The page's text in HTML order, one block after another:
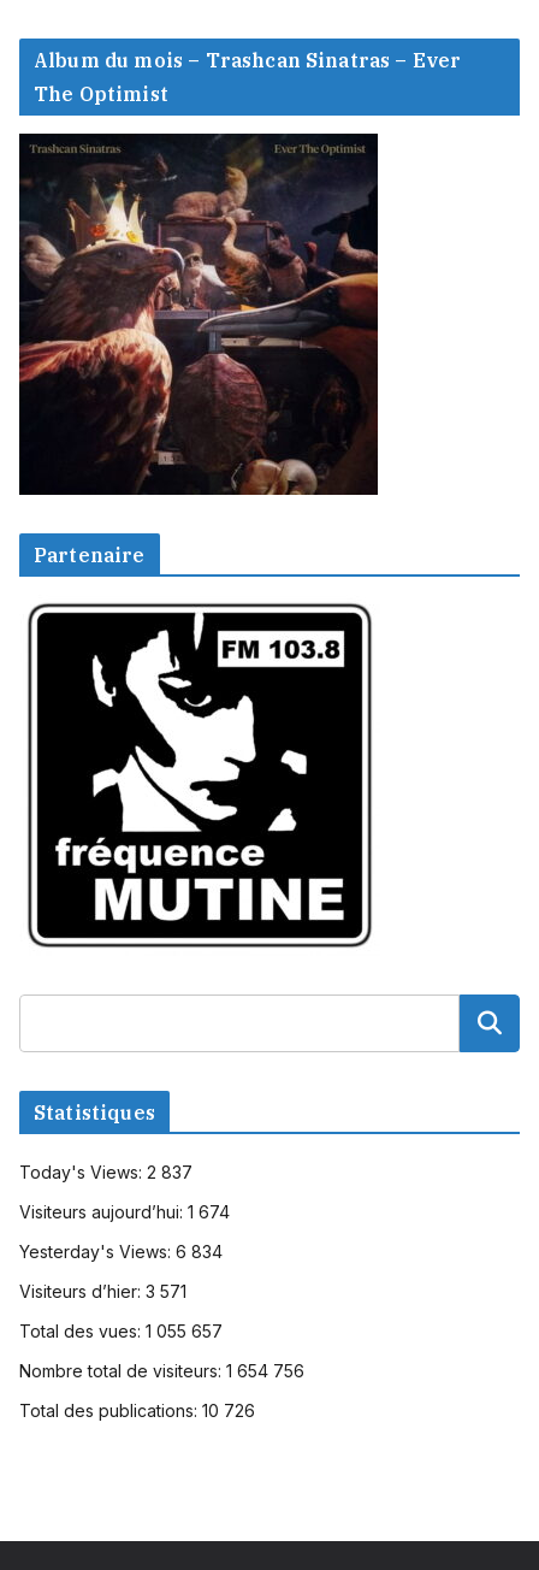
Album du mois – Trashcan Sinatras – Ever
The Optimist
Partenaire
Statistiques
Today's Views: 2 837
Visiteurs aujourd’hui: 1 674
Yesterday's Views: 6 834
Visiteurs d’hier: 3 571
Total des vues: 1 055 657
Nombre total de visiteurs: 1 654 756
Total des publications: 10 726